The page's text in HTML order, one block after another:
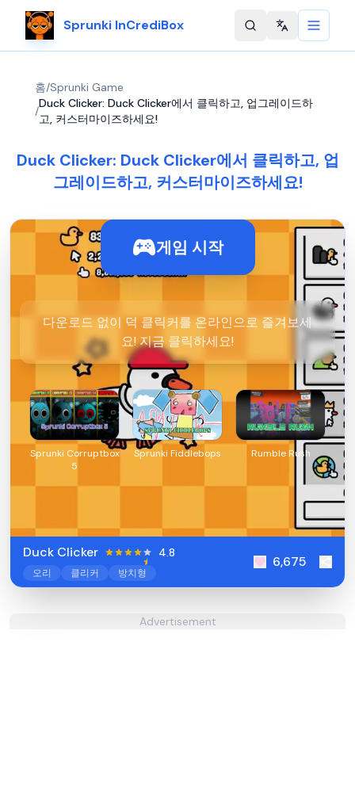
Sprunki InCrediBox Change
홈/Sprunki Game
/
Duck Clicker: Duck Clicker에서 클릭하고, 업그레이드하
고, 커스터마이즈하세요!
Duck Clicker: Duck Clicker에서 클릭하고, 업
그레이드하고, 커스터마이즈하세요!
게임 시작
다운로드 없이 덕 클릭커를 온라인으로 즐겨보세
요! 지금 클릭하세요!
Sprunki Corruptbox
5
Sprunki Fiddlebops Rumble Rush
Duck Clicker 4.8
오리 클리커 방치형
6,675
Advertisement